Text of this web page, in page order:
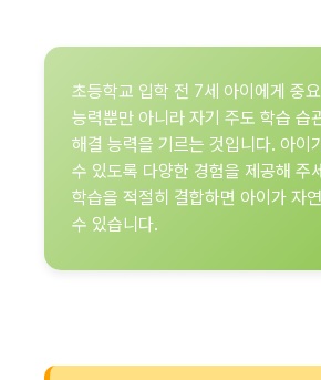
초등학교 입학 전 7세 아이에게 중
능력뿐만 아니라 자기 주도 학습 습
해결 능력을 기르는 것입니다. 아이
수 있도록 다양한 경험을 제공해 주
학습을 적절히 결합하면 아이가 자
수 있습니다.